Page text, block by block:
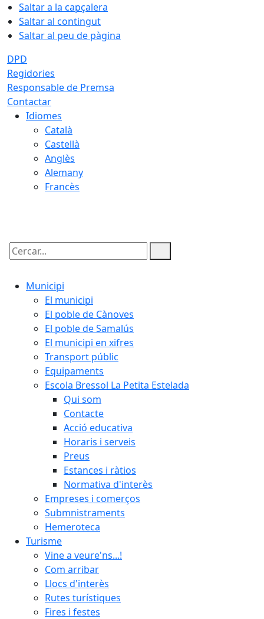
Saltar a la capçalera
Saltar al contingut
Saltar al peu de pàgina
DPD
Regidories
Responsable de Premsa
Contactar
Idiomes
Català
Castellà
Anglès
Alemany
Francès
Cercar:
Municipi
El municipi
El poble de Cànoves
El poble de Samalús
El municipi en xifres
Transport públic
Equipaments
Escola Bressol La Petita Estelada
Qui som
Contacte
Acció educativa
Horaris i serveis
Preus
Estances i ràtios
Normativa d'interès
Empreses i comerços
Submnistraments
Hemeroteca
Turisme
Vine a veure'ns...!
Com arribar
Llocs d'interès
Rutes turístiques
Fires i festes